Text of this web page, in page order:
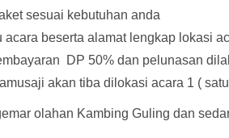
sesuai kebutuhan anda
acara beserta alamat lengkap lokasi
DP 50% dan pelunasan
akan tiba dilokasi acara 1 (
olahan Kambing Guling dan